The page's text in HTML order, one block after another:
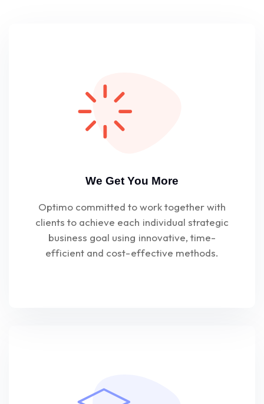
We Get You More
Optimo committed to work together with
clients to achieve each individual strategic
business goal using innovative, time-
efficient and cost-effective methods.